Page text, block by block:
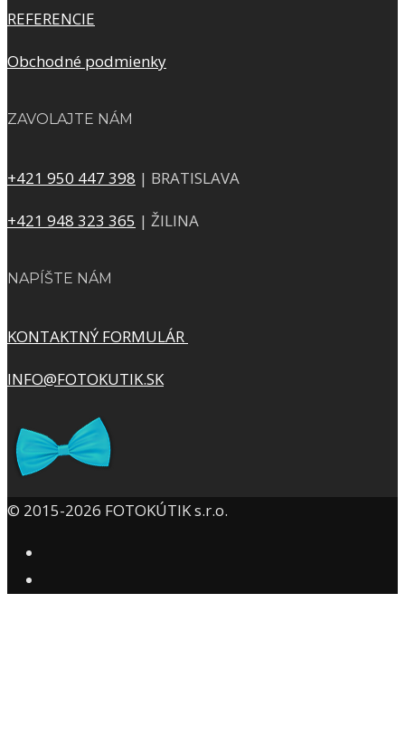
REFERENCIE
Obchodné podmienky
ZAVOLAJTE NÁM
+421 950 447 398 | BRATISLAVA
+421 948 323 365 | ŽILINA
NAPÍŠTE NÁM
KONTAKTNÝ FORMULÁR
INFO@FOTOKUTIK.SK
© 2015-2026 FOTOKÚTIK s.r.o.